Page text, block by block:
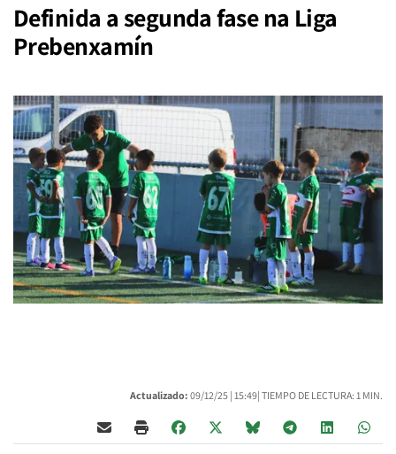
Definida a segunda fase na Liga
Prebenxamín
Actualizado: 09/12/25 | 15:49| TIEMPO DE LECTURA: 1 MIN.